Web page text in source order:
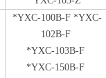
*YXC-100B-F *YXC-
102B-F
*YXC-103B-F
*YXC-150B-F